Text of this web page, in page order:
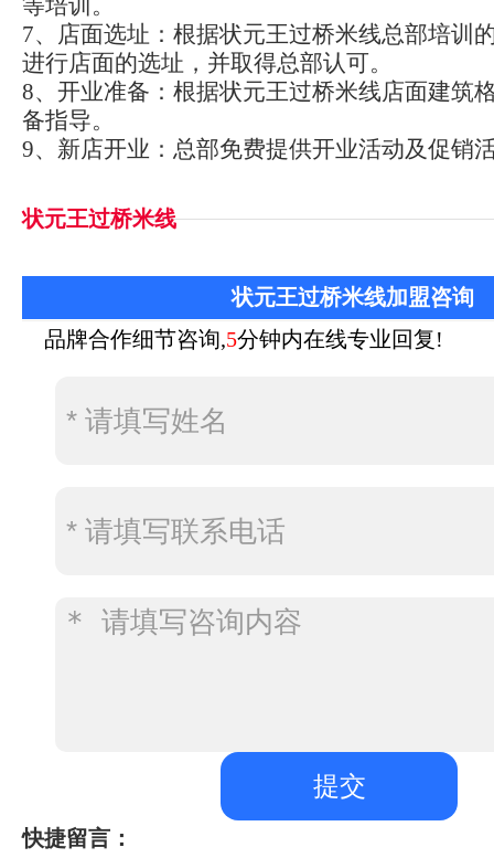
等培训。
7、店面选址：根据状元王过桥米线总部培训
进行店面的选址，并取得总部认可。
8、开业准备：根据状元王过桥米线店面建筑
备指导。
9、新店开业：总部免费提供开业活动及促销
状元王过桥米线
状元王过桥米线加盟咨询
品牌合作细节咨询,5分钟内在线专业回复!
快捷留言：